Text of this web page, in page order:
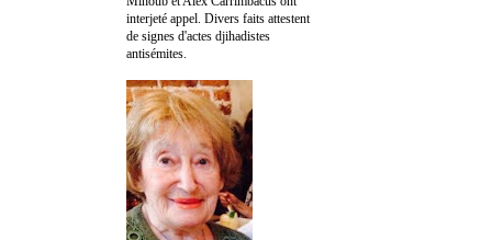
interjeté appel. Divers faits attestent
de signes d'actes djihadistes
antisémites.